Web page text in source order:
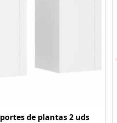
de plantas 2 uds